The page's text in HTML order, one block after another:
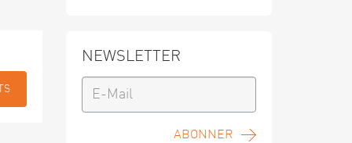
NEWSLETTER
ABONNER